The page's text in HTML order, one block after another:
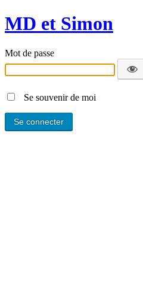
MD et Simon
Mot de passe
Se souvenir de moi